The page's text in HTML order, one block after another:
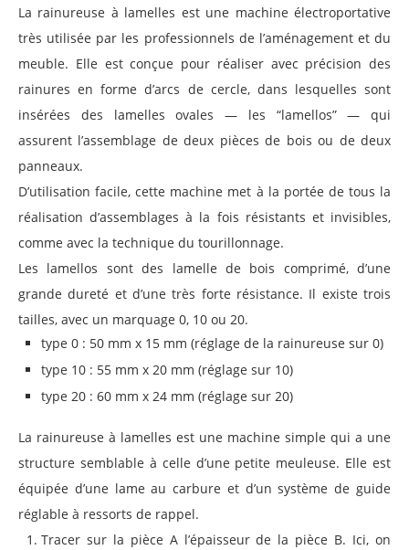
La rainureuse à lamelles est une machine électroportative
très utilisée par les professionnels de l’aménagement et du
meuble. Elle est conçue pour réaliser avec précision des
rainures en forme d’arcs de cercle, dans lesquelles sont
insérées des lamelles ovales — les “lamellos” — qui
assurent l’assemblage de deux pièces de bois ou de deux
panneaux.
D’utilisation facile, cette machine met à la portée de tous la
réalisation d’assemblages à la fois résistants et invisibles,
comme avec la technique du tourillonnage.
Les lamellos sont des lamelle de bois comprimé, d’une
grande dureté et d’une très forte résistance. Il existe trois
tailles, avec un marquage 0, 10 ou 20.
type 0 : 50 mm x 15 mm (réglage de la rainureuse sur 0)
type 10 : 55 mm x 20 mm (réglage sur 10)
type 20 : 60 mm x 24 mm (réglage sur 20)
La rainureuse à lamelles est une machine simple qui a une
structure semblable à celle d’une petite meuleuse. Elle est
équipée d’une lame au carbure et d’un système de guide
réglable à ressorts de rappel.
Tracer sur la pièce A l’épaisseur de la pièce B. Ici, on